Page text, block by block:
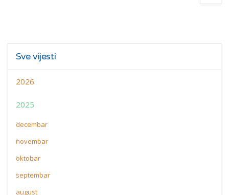
Sve vijesti
2026
2025
decembar
novembar
oktobar
septembar
august